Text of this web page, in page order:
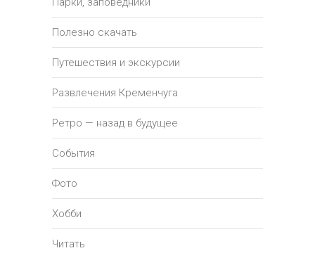
Полезно скачать
Путешествия и экскурсии
Развлечения Кременчуга
Ретро — назад в будущее
События
Фото
Хобби
Читать